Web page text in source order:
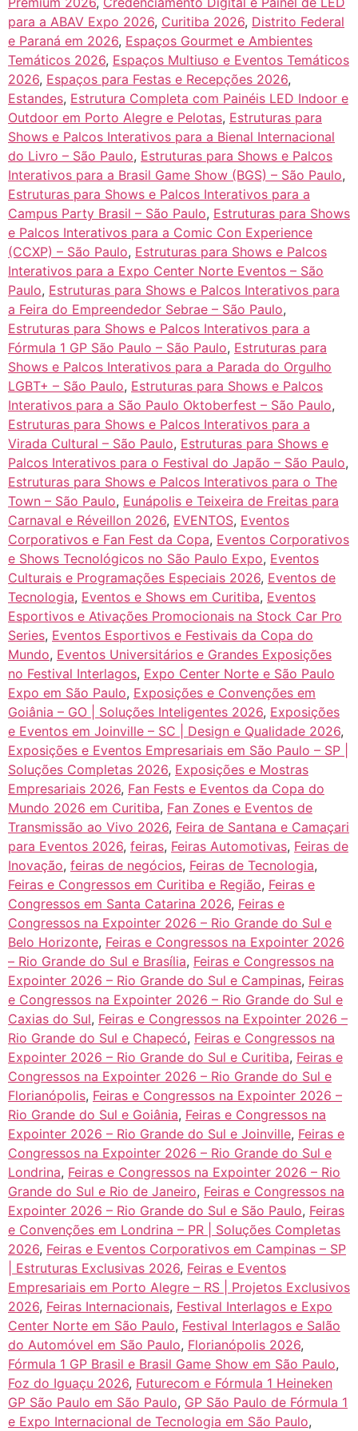
para a ABAV Expo 2026, Curitiba 2026, Distrito Federal
e Paraná em 2026, Espaços Gourmet e Ambientes
Temáticos 2026, Espaços Multiuso e Eventos Temáticos
2026, Espaços para Festas e Recepções 2026,
Estandes, Estrutura Completa com Painéis LED Indoor e
Outdoor em Porto Alegre e Pelotas, Estruturas para
Shows e Palcos Interativos para a Bienal Internacional
do Livro – São Paulo, Estruturas para Shows e Palcos
Interativos para a Brasil Game Show (BGS) – São Paulo,
Estruturas para Shows e Palcos Interativos para a
Campus Party Brasil – São Paulo, Estruturas para Shows
e Palcos Interativos para a Comic Con Experience
(CCXP) – São Paulo, Estruturas para Shows e Palcos
Interativos para a Expo Center Norte Eventos – São
Paulo, Estruturas para Shows e Palcos Interativos para
a Feira do Empreendedor Sebrae – São Paulo,
Estruturas para Shows e Palcos Interativos para a
Fórmula 1 GP São Paulo – São Paulo, Estruturas para
Shows e Palcos Interativos para a Parada do Orgulho
LGBT+ – São Paulo, Estruturas para Shows e Palcos
Interativos para a São Paulo Oktoberfest – São Paulo,
Estruturas para Shows e Palcos Interativos para a
Virada Cultural – São Paulo, Estruturas para Shows e
Palcos Interativos para o Festival do Japão – São Paulo,
Estruturas para Shows e Palcos Interativos para o The
Town – São Paulo, Eunápolis e Teixeira de Freitas para
Carnaval e Réveillon 2026, EVENTOS, Eventos
Corporativos e Fan Fest da Copa, Eventos Corporativos
e Shows Tecnológicos no São Paulo Expo, Eventos
Culturais e Programações Especiais 2026, Eventos de
Tecnologia, Eventos e Shows em Curitiba, Eventos
Esportivos e Ativações Promocionais na Stock Car Pro
Series, Eventos Esportivos e Festivais da Copa do
Mundo, Eventos Universitários e Grandes Exposições
no Festival Interlagos, Expo Center Norte e São Paulo
Expo em São Paulo, Exposições e Convenções em
Goiânia – GO | Soluções Inteligentes 2026, Exposições
e Eventos em Joinville – SC | Design e Qualidade 2026,
Exposições e Eventos Empresariais em São Paulo – SP |
Soluções Completas 2026, Exposições e Mostras
Empresariais 2026, Fan Fests e Eventos da Copa do
Mundo 2026 em Curitiba, Fan Zones e Eventos de
Transmissão ao Vivo 2026, Feira de Santana e Camaçari
para Eventos 2026, feiras, Feiras Automotivas, Feiras de
Inovação, feiras de negócios, Feiras de Tecnologia,
Feiras e Congressos em Curitiba e Região, Feiras e
Congressos em Santa Catarina 2026, Feiras e
Congressos na Expointer 2026 – Rio Grande do Sul e
Belo Horizonte, Feiras e Congressos na Expointer 2026
– Rio Grande do Sul e Brasília, Feiras e Congressos na
Expointer 2026 – Rio Grande do Sul e Campinas, Feiras
e Congressos na Expointer 2026 – Rio Grande do Sul e
Caxias do Sul, Feiras e Congressos na Expointer 2026 –
Rio Grande do Sul e Chapecó, Feiras e Congressos na
Expointer 2026 – Rio Grande do Sul e Curitiba, Feiras e
Congressos na Expointer 2026 – Rio Grande do Sul e
Florianópolis, Feiras e Congressos na Expointer 2026 –
Rio Grande do Sul e Goiânia, Feiras e Congressos na
Expointer 2026 – Rio Grande do Sul e Joinville, Feiras e
Congressos na Expointer 2026 – Rio Grande do Sul e
Londrina, Feiras e Congressos na Expointer 2026 – Rio
Grande do Sul e Rio de Janeiro, Feiras e Congressos na
Expointer 2026 – Rio Grande do Sul e São Paulo, Feiras
e Convenções em Londrina – PR | Soluções Completas
2026, Feiras e Eventos Corporativos em Campinas – SP
| Estruturas Exclusivas 2026, Feiras e Eventos
Empresariais em Porto Alegre – RS | Projetos Exclusivos
2026, Feiras Internacionais, Festival Interlagos e Expo
Center Norte em São Paulo, Festival Interlagos e Salão
do Automóvel em São Paulo, Florianópolis 2026,
Fórmula 1 GP Brasil e Brasil Game Show em São Paulo,
Foz do Iguaçu 2026, Futurecom e Fórmula 1 Heineken
GP São Paulo em São Paulo, GP São Paulo de Fórmula 1
e Expo Internacional de Tecnologia em São Paulo,